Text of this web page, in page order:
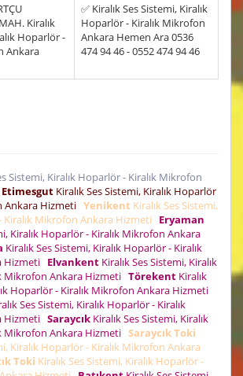
Kiralık
Hoparlör -
Ankara
✅ Kiralık Ses Sistemi, Kiralık
Hoparlör - Kiralık Mikrofon
Ankara Hemen Ara 0536
474 94 46 - 0552 474 94 46
Sistemi, Kiralık Hoparlör - Kiralık Mikrofon
Etimesgut Kiralık Ses Sistemi, Kiralık Hoparlör
Ankara Hizmeti Yenikent Kiralık Ses Sistemi,
Kiralık Mikrofon Ankara Hizmeti
Eryaman
Kiralık Hoparlör - Kiralık Mikrofon Ankara
Kiralık Ses Sistemi, Kiralık Hoparlör - Kiralık
Hizmeti Elvankent Kiralık Ses Sistemi, Kiralık
Mikrofon Ankara Hizmeti Törekent Kiralık
Hoparlör - Kiralık Mikrofon Ankara Hizmeti
Ses Sistemi, Kiralık Hoparlör - Kiralık
Hizmeti Saraycık Kiralık Ses Sistemi, Kiralık
Mikrofon Ankara Hizmeti Saraycık Toki
Kiralık Hoparlör - Kiralık Mikrofon Ankara
Toki Kiralık Ses Sistemi, Kiralık Hoparlör -